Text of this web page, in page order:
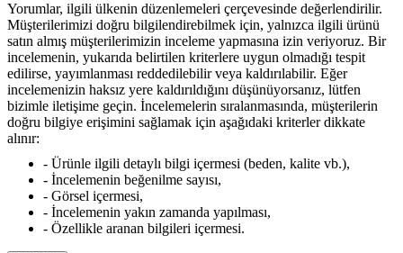
Yorumlar, ilgili ülkenin düzenlemeleri çerçevesinde değerlendirilir.
Müşterilerimizi doğru bilgilendirebilmek için, yalnızca ilgili ürünü
satın almış müşterilerimizin inceleme yapmasına izin veriyoruz. Bir
incelemenin, yukarıda belirtilen kriterlere uygun olmadığı tespit
edilirse, yayımlanması reddedilebilir veya kaldırılabilir. Eğer
incelemenizin haksız yere kaldırıldığını düşünüyorsanız, lütfen
bizimle iletişime geçin. İncelemelerin sıralanmasında, müşterilerin
doğru bilgiye erişimini sağlamak için aşağıdaki kriterler dikkate
alınır:
- Ürünle ilgili detaylı bilgi içermesi (beden, kalite vb.),
- İncelemenin beğenilme sayısı,
- Görsel içermesi,
- İncelemenin yakın zamanda yapılması,
- Özellikle aranan bilgileri içermesi.